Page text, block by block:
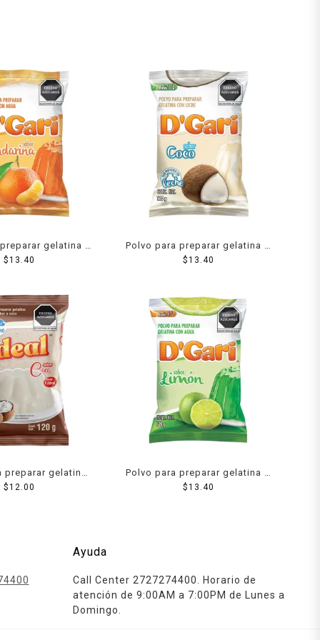
gelatina D
agua sabor
$13.40
Polvo para preparar gelatina D
´Gari de leche sabor coco 120
$13.40
preparar gelatina
sabor coco 120
$12.00
Polvo para preparar gelatina D
´Gari de agua sabor limón 120
$13.40
Ayuda
Call Center 2727274400. Horario de
atención de 9:00AM a 7:00PM de Lunes a
Domingo.